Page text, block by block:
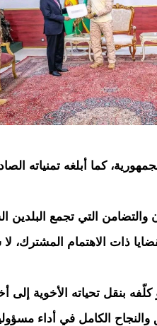
كما أبلغه تمنياته
والتضامن التي تجمع البلدين
ذات الاهتمام المشترك،
بنقل تحياته الأخوية إلى
الكامل في أداء